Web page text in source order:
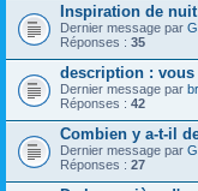
Inspiration de nuit
Dernier message par
Réponses : 35
description :
Dernier message par
Réponses : 42
Combien y a-t-il
Dernier message par
Réponses : 27